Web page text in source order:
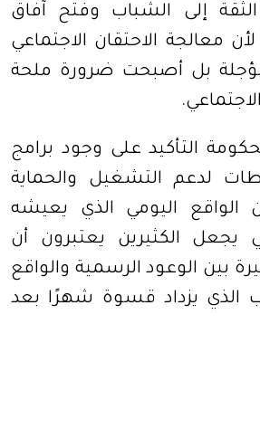
إلى الشباب وفتح آفاق
معالجة الاحتقان الاجتماعي
بل أصبحت ضرورة ملحة
.
التأكيد على وجود برامج
لدعم التشغيل والحماية
أن الواقع اليومي الذي يعيشه
يجعل الكثيرين يعتبرون أن
بين الوعود الرسمية والواقع
الذي يزداد قسوة شهرًا بعد